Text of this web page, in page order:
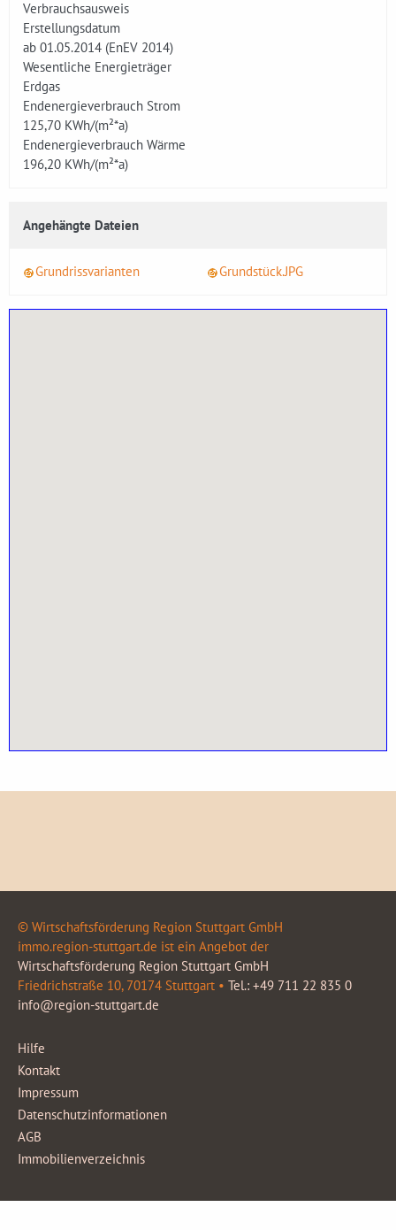
Verbrauchsausweis
Erstellungsdatum
ab 01.05.2014 (EnEV 2014)
Wesentliche Energieträger
Erdgas
Endenergieverbrauch Strom
125,70 KWh/(m²*a)
Endenergieverbrauch Wärme
196,20 KWh/(m²*a)
Angehängte Dateien
Grundrissvarianten Grundstück.JPG
© Wirtschaftsförderung Region Stuttgart GmbH
immo.region-stuttgart.de ist ein Angebot der
Wirtschaftsförderung Region Stuttgart GmbH
Friedrichstraße 10, 70174 Stuttgart • Tel.: +49 711 22 835 0
info@region-stuttgart.de
Hilfe
Kontakt
Impressum
Datenschutzinformationen
AGB
Immobilienverzeichnis